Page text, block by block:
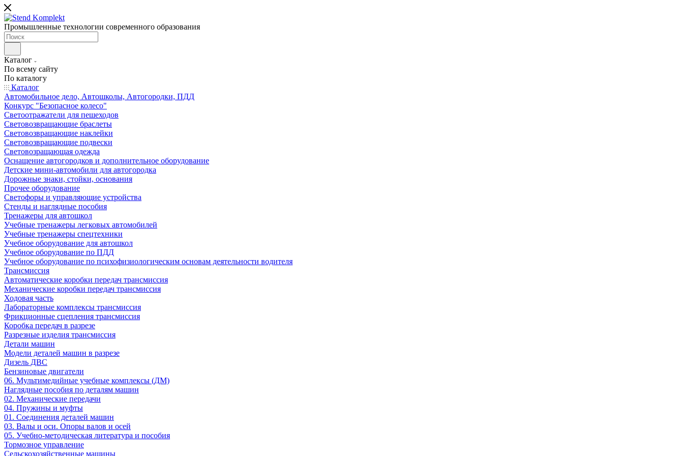
Промышленные технологии современного образования
Каталог
По всему сайту
По каталогу
Каталог
Автомобильное дело, Автошколы, Автогородки, ПДД
Конкурс "Безопасное колесо"
Светоотражатели для пешеходов
Световозвращающие браслеты
Световозвращающие наклейки
Световозвращающие подвески
Световозращающая одежда
Оснащение автогородков и дополнительное оборудование
Детские мини-автомобили для автогородка
Дорожные знаки, стойки, основания
Прочее оборудование
Светофоры и управляющие устройства
Стенды и наглядные пособия
Тренажеры для автошкол
Учебные тренажеры легковых автомобилей
Учебные тренажеры спецтехники
Учебное оборудование для автошкол
Учебное оборудование по ПДД
Учебное оборудование по психофизиологическим основам деятельности водителя
Трансмиссия
Автоматические коробки передач трансмиссия
Механические коробки передач трансмиссия
Ходовая часть
Лабораторные комплексы трансмиссия
Фрикционные сцепления трансмиссия
Коробка передач в разрезе
Разрезные изделия трансмиссия
Детали машин
Модели деталей машин в разрезе
Дизель ДВС
Бензиновые двигатели
06. Мультимедийные учебные комплексы (ДМ)
Наглядные пособия по деталям машин
02. Механические передачи
04. Пружины и муфты
01. Соединения деталей машин
03. Валы и оси. Опоры валов и осей
05. Учебно-методическая литература и пособия
Тормозное управление
Сельскохозяйственные машины